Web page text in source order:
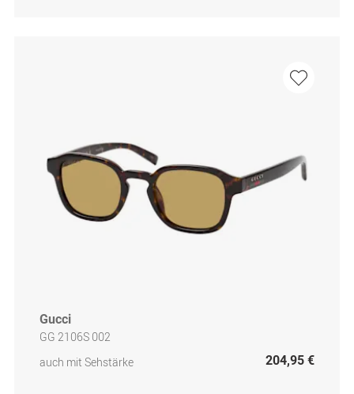
Gucci
GG 2106S 002
auch mit Sehstärke
204,95 €